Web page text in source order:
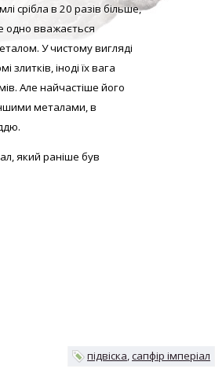
срібла в 20 разів більше,
одно вважається
Учистому вигляді
злитків, іноді їх вага
Але найчастіше його
металами, в
який раніше був
підвіска сапфір імперіал